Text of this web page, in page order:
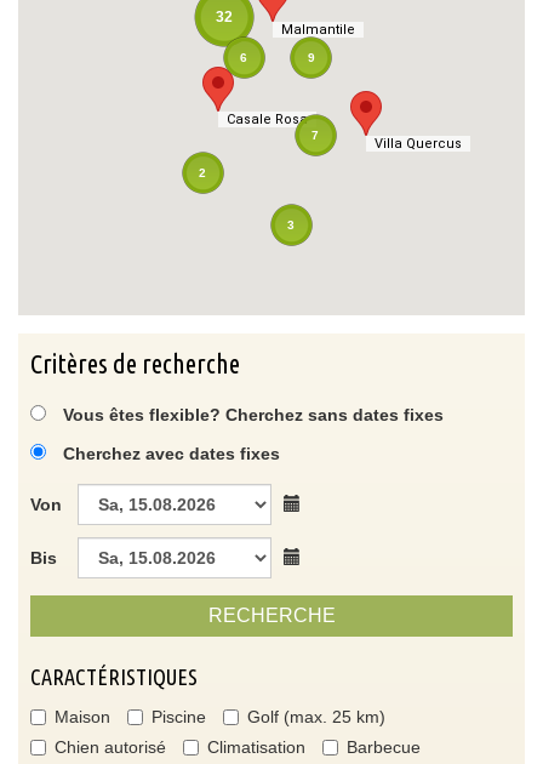
Villa Quercus
Malmantile
Casale Rosa
32
Villa Quercus
Malmantile
6
3
9
Casale Rosa
2
7
Critères de recherche
Vous êtes flexible? Cherchez sans dates fixes
Cherchez avec dates fixes
Von
Bis
RECHERCHE
CARACTÉRISTIQUES
Maison Piscine
Golf (max. 25 km)
Chien autorisé
Climatisation
Barbecue